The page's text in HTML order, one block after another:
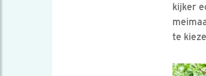
kijker
te